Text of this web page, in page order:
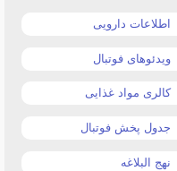
اطلاعات دارویی
ویدئوهای فوتبال
کالری مواد غذایی
جدول پخش فوتبال
نهج البلاغه